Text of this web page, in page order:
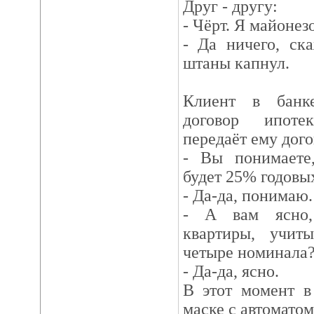
Друг - другу:
- Чёрт. Я
- Да ничего,
штаны капнул.
Клиент в
договор
передаёт ему
- Вы
будет 25%
- Да-да, понимаю.
- А вам ясно,
квартиры,
четыре
- Да-да, ясно.
В этот момент в
маске с